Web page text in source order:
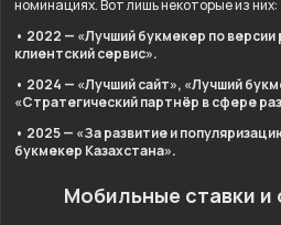
номинациях. Вот лишь некоторые из них:
• 2022 — «Лучший букмекер по
клиентский сервис».
• 2024 — «Лучший сайт», «Лучший
«Стратегический партнёр в сфере
• 2025 — «За развитие и
букмекер Казахстана».
Мобильные ставки и